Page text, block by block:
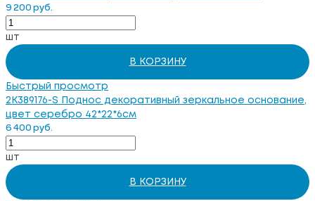
9 200 руб.
шт
В КОРЗИНУ
Быстрый просмотр
2K389176-S Поднос декоративный зеркальное основание,
цвет серебро 42*22*6см
6 400 руб.
шт
В КОРЗИНУ